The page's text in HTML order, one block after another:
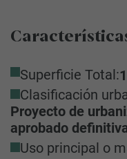
Superficie Total:
Clasificación
Proyecto de
aprobado
Uso principal o